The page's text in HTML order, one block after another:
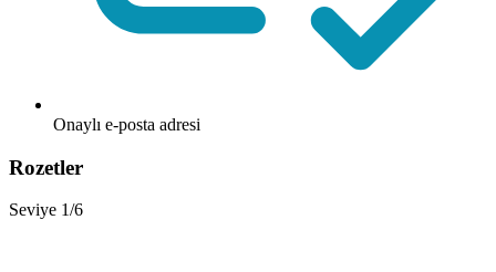
Onaylı e-posta adresi
Rozetler
Seviye 1/6